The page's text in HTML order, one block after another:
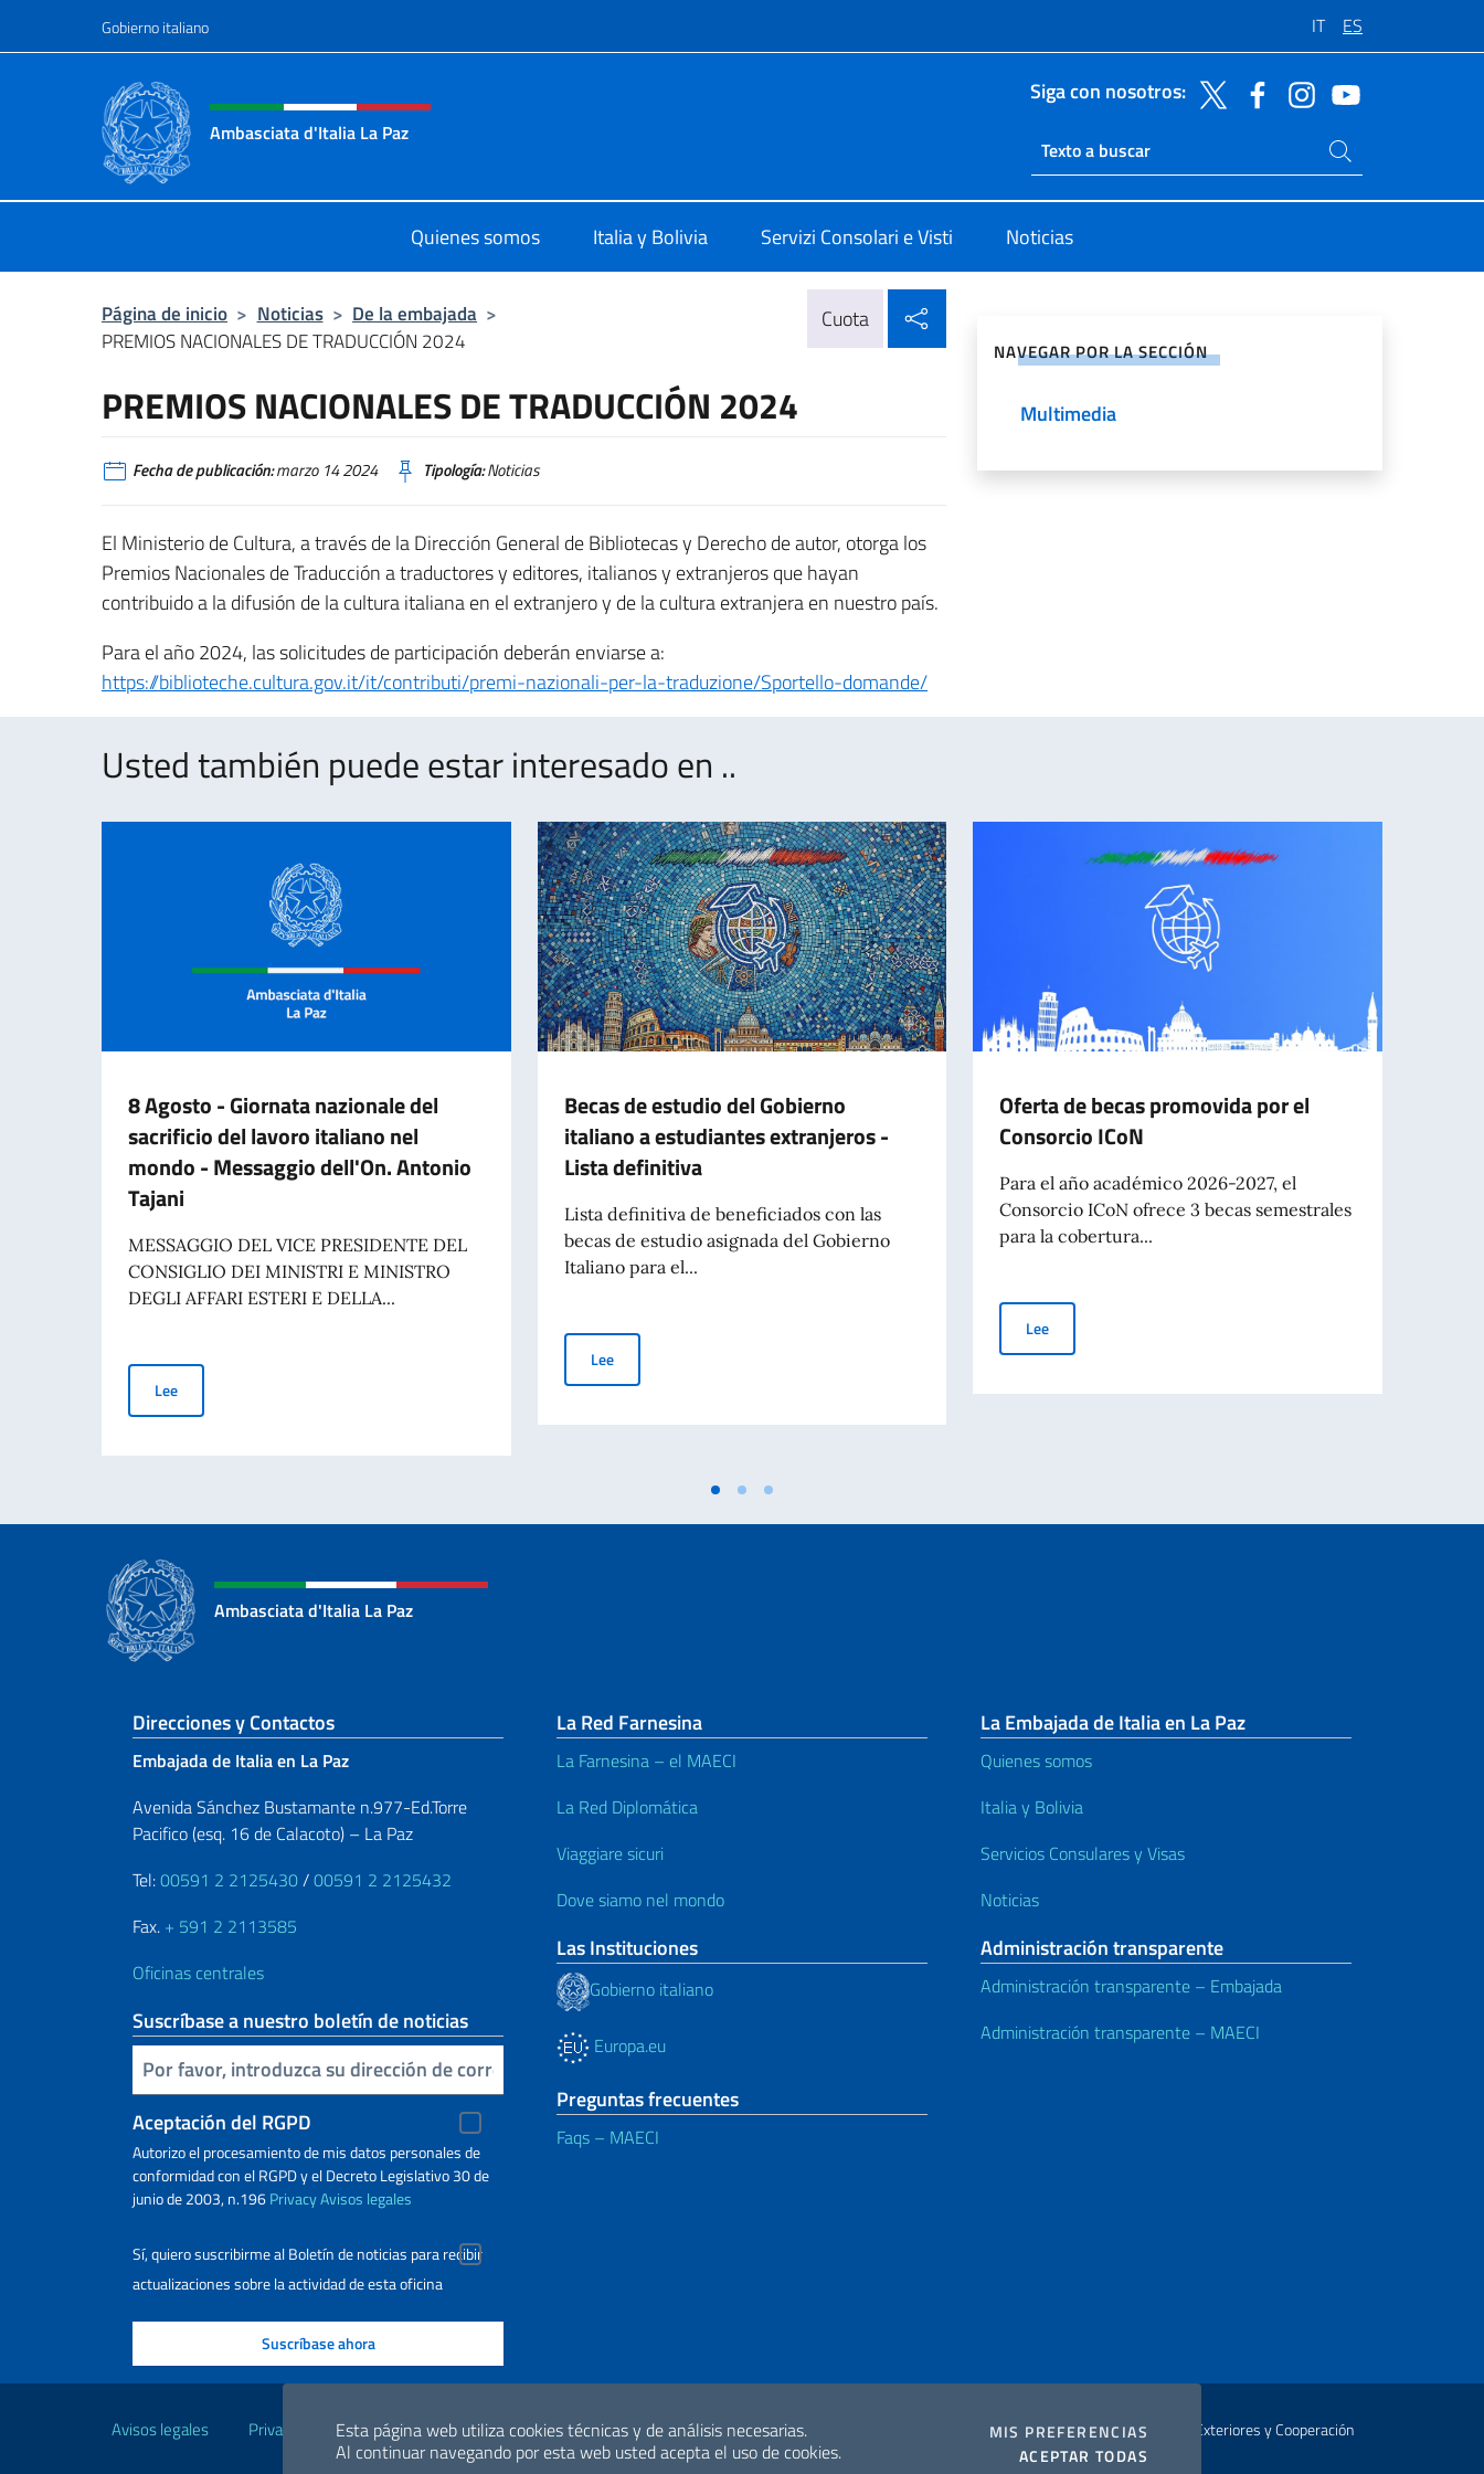
Esta página web utiliza cookies técnicas y de análisis necesarias.
Al continuar navegando por esta web usted acepta el uso de cookies.
MIS PREFERENCIAS COOKIES
ACEPTAR TODAS
Gobierno italiano IT ES
Encabezado del sitio web, redes sociales y menú
Ambasciata d'Italia La Paz
Siga con nosotros:
Ricerca sito live
Buscar en el sitio
Quienes somos Italia y Bolivia Servizi Consolari e Visti Noticias
Página de inicio > Noticias > De la embajada >
PREMIOS NACIONALES DE TRADUCCIÓN 2024
Cuota
PREMIOS NACIONALES DE TRADUCCIÓN 2024
Fecha de publicación:marzo 14 2024 Tipología:Noticias
El Ministerio de Cultura, a través de la Dirección General de Bibliotecas y Derecho de autor, otorga los
Premios Nacionales de Traducción a traductores y editores, italianos y extranjeros que hayan
contribuido a la difusión de la cultura italiana en el extranjero y de la cultura extranjera en nuestro país.
Para el año 2024, las solicitudes de participación deberán enviarse a:
https://biblioteche.cultura.gov.it/it/contributi/premi-nazionali-per-la-traduzione/Sportello-domande/
NAVEGAR POR LA SECCIÓN
Multimedia
Usted también puede estar interesado en ..
8 Agosto - Giornata nazionale del
sacrificio del lavoro italiano nel
mondo - Messaggio dell'On. Antonio
Tajani
MESSAGGIO DEL VICE PRESIDENTE DEL
CONSIGLIO DEI MINISTRI E MINISTRO
DEGLI AFFARI ESTERI E DELLA...
Lee8 Agosto - Giornata nazionale del sacrificio del lavoro italiano nel mondo - Messaggio dell'On. Antonio Tajani
Becas de estudio del Gobierno
italiano a estudiantes extranjeros -
Lista definitiva
Lista definitiva de beneficiados con las
becas de estudio asignada del Gobierno
Italiano para el...
LeeBecas de estudio del Gobierno italiano a estudiantes extranjeros - Lista definitiva
Oferta de becas promovida por el
Consorcio ICoN
Para el año académico 2026-2027, el
Consorcio ICoN ofrece 3 becas semestrales
para la cobertura...
LeeOferta de becas promovida por el Consorcio ICoN
Ambasciata d'Italia La Paz
Sezione footer
Direcciones y Contactos
Embajada de Italia en La Paz
Avenida Sánchez Bustamante n.977-Ed.Torre
Pacifico (esq. 16 de Calacoto) – La Paz
Tel:00591 2 2125430/00591 2 2125432
Fax. + 591 2 2113585
Oficinas centrales
Suscríbase a nuestro boletín de noticias
Inserta tu correo electronico
Aceptación del RGPD
Autorizo ​​el procesamiento de mis datos personales de
conformidad con el RGPD y el Decreto Legislativo 30 de
junio de 2003, n.196PrivacyAvisos legales
Sí, quiero suscribirme al Boletín de noticias para recibir
actualizaciones sobre la actividad de esta oficina
La Red Farnesina
La Farnesina – el MAECI
La Red Diplomática
Viaggiare sicuri
Dove siamo nel mondo
Las Instituciones
Gobierno italiano
Europa.eu
Preguntas frecuentes
Faqs – MAECI
La Embajada de Italia en La Paz
Quienes somos
Italia y Bolivia
Servicios Consulares y Visas
Noticias
Administración transparente
Administración transparente – Embajada
Administración transparente – MAECI
Enlaces útiles
Avisos legales Privacy y cookie policy Declaración de accesibilidad
2026 Derechos de Autor Ministerio de Relaciones Exteriores y Cooperación